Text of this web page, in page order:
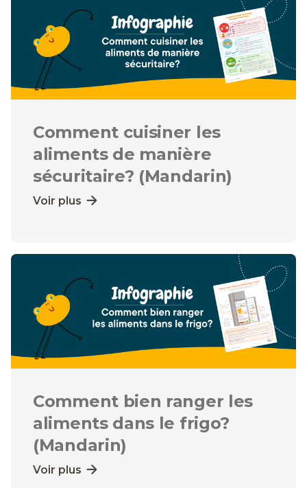
Comment cuisiner les
aliments de manière
sécuritaire? (Mandarin)
Voir plus
Comment bien ranger les
aliments dans le frigo?
(Mandarin)
Voir plus